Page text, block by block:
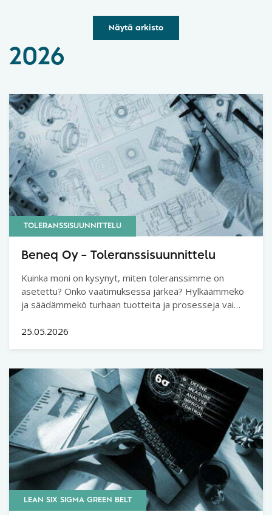
Näytä arkisto
2026
TOLERANSSISUUNNITTELU
Beneq Oy – Toleranssisuunnittelu
Kuinka moni on kysynyt, miten toleranssimme on
asetettu? Onko vaatimuksessa järkeä? Hylkäämmekö
ja säädämmekö turhaan tuotteita ja prosesseja vai
suorituskykyvaatimukset oikein asetettu?
25.05.2026
LEAN SIX SIGMA GREEN BELT